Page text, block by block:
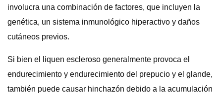
involucra una combinación de factores, que incluyen la
genética, un sistema inmunológico hiperactivo y daños
cutáneos previos.
Si bien el liquen escleroso generalmente provoca el
endurecimiento y endurecimiento del prepucio y el glande,
también puede causar hinchazón debido a la acumulación